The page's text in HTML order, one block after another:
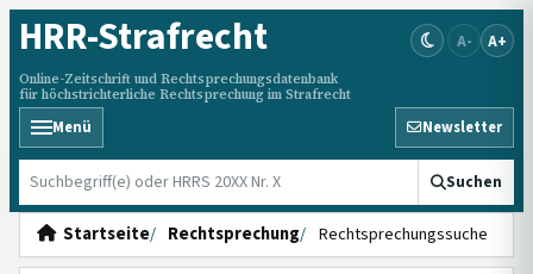
HRR-Strafrecht
Online-Zeitschrift und Rechtsprechungsdatenbank
für höchstrichterliche Rechtsprechung im Strafrecht
A- A+
Menü Newsletter
HRRS durchsuchen Suchen
Startseite Rechtsprechung Rechtsprechungssuche